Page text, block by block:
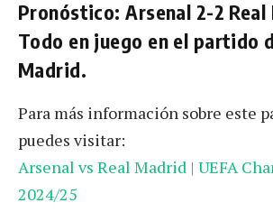
Pronóstico: Arsenal 2-2 Real
Todo en juego en el partido
Madrid.
Para más información sobre este
puedes visitar:
Arsenal vs Real Madrid | UEFA
2024/25